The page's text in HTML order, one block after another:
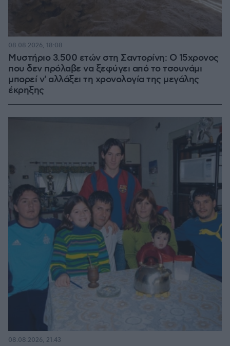
Μυστήριο 3.500 ετών στη Σαντορίνη: Ο 15χρονος
που δεν πρόλαβε να ξεφύγει από το τσουνάμι
μπορεί ν' αλλάξει τη χρονολογία της μεγάλης
έκρηξης
08.08.2026, 18:08
08.08.2026, 21:43